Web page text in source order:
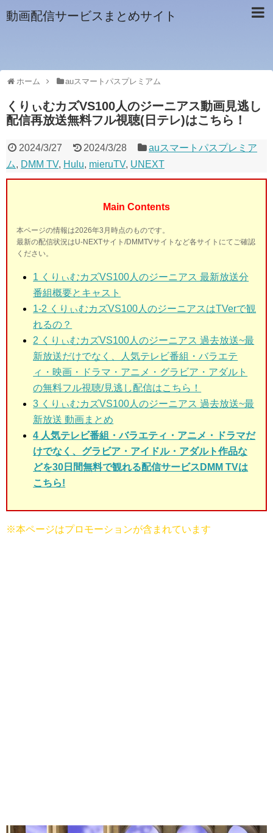
動画配信サービスまとめサイト
ホーム auスマートパスプレミアム
くりぃむカズVS100人のジーニアス動画見逃し
配信再放送無料フル視聴(日テレ)はこちら！
2024/3/27 2024/3/28
auスマートパスプレミア
ム, DMM TV, Hulu, mieruTV, UNEXT
Main Contents
本ページの情報は2026年3月時点のものです。
最新の配信状況はU-NEXTサイト/DMMTVサイトなど各サイトにてご確認
ください。
1 くりぃむカズVS100人のジーニアス最新放送分
番組概要とキャスト
1-2 くりぃむカズVS100人のジーニアスはTVerで観
れるの？
2 くりぃむカズVS100人のジーニアス 過去放送~最
新放送だけでなく、人気テレビ番組・バラエテ
ィ・映画・ドラマ・アニメ・グラビア・アダルト
の無料フル視聴/見逃し配信はこちら！
3 くりぃむカズVS100人のジーニアス 過去放送~最
新放送 動画まとめ
4 人気テレビ番組・バラエティ・アニメ・ドラマだ
けでなく、グラビア・アイドル・アダルト作品な
どを30日間無料で観れる配信サービスDMM TVは
こちら!
※本ページはプロモーションが含まれています